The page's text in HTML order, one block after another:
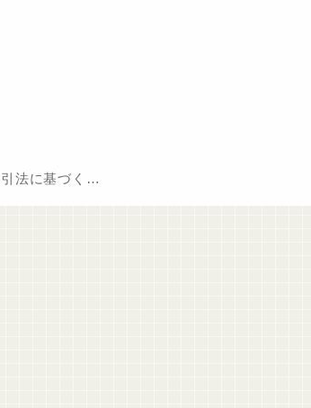
特定商取引法に基づく表記